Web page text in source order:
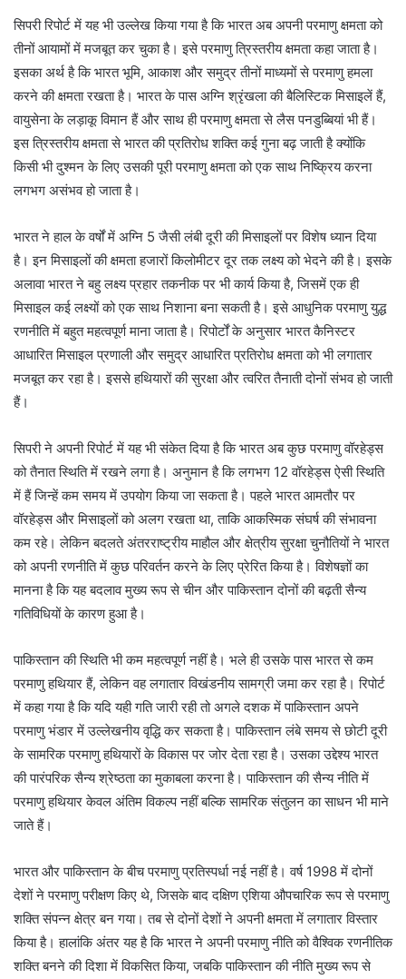
सिपरी रिपोर्ट में यह भी उल्लेख किया गया है कि भारत अब अपनी परमाणु क्षमता को
तीनों आयामों में मजबूत कर चुका है। इसे परमाणु त्रिस्तरीय क्षमता कहा जाता है।
इसका अर्थ है कि भारत भूमि, आकाश और समुद्र तीनों माध्यमों से परमाणु हमला
करने की क्षमता रखता है। भारत के पास अग्नि श्रृंखला की बैलिस्टिक मिसाइलें हैं,
वायुसेना के लड़ाकू विमान हैं और साथ ही परमाणु क्षमता से लैस पनडुब्बियां भी हैं।
इस त्रिस्तरीय क्षमता से भारत की प्रतिरोध शक्ति कई गुना बढ़ जाती है क्योंकि
किसी भी दुश्मन के लिए उसकी पूरी परमाणु क्षमता को एक साथ निष्क्रिय करना
लगभग असंभव हो जाता है।
भारत ने हाल के वर्षों में अग्नि 5 जैसी लंबी दूरी की मिसाइलों पर विशेष ध्यान दिया
है। इन मिसाइलों की क्षमता हजारों किलोमीटर दूर तक लक्ष्य को भेदने की है। इसके
अलावा भारत ने बहु लक्ष्य प्रहार तकनीक पर भी कार्य किया है, जिसमें एक ही
मिसाइल कई लक्ष्यों को एक साथ निशाना बना सकती है। इसे आधुनिक परमाणु युद्ध
रणनीति में बहुत महत्वपूर्ण माना जाता है। रिपोर्टों के अनुसार भारत कैनिस्टर
आधारित मिसाइल प्रणाली और समुद्र आधारित प्रतिरोध क्षमता को भी लगातार
मजबूत कर रहा है। इससे हथियारों की सुरक्षा और त्वरित तैनाती दोनों संभव हो जाती
हैं।
सिपरी ने अपनी रिपोर्ट में यह भी संकेत दिया है कि भारत अब कुछ परमाणु वॉरहेड्स
को तैनात स्थिति में रखने लगा है। अनुमान है कि लगभग 12 वॉरहेड्स ऐसी स्थिति
में हैं जिन्हें कम समय में उपयोग किया जा सकता है। पहले भारत आमतौर पर
वॉरहेड्स और मिसाइलों को अलग रखता था, ताकि आकस्मिक संघर्ष की संभावना
कम रहे। लेकिन बदलते अंतरराष्ट्रीय माहौल और क्षेत्रीय सुरक्षा चुनौतियों ने भारत
को अपनी रणनीति में कुछ परिवर्तन करने के लिए प्रेरित किया है। विशेषज्ञों का
मानना है कि यह बदलाव मुख्य रूप से चीन और पाकिस्तान दोनों की बढ़ती सैन्य
गतिविधियों के कारण हुआ है।
पाकिस्तान की स्थिति भी कम महत्वपूर्ण नहीं है। भले ही उसके पास भारत से कम
परमाणु हथियार हैं, लेकिन वह लगातार विखंडनीय सामग्री जमा कर रहा है। रिपोर्ट
में कहा गया है कि यदि यही गति जारी रही तो अगले दशक में पाकिस्तान अपने
परमाणु भंडार में उल्लेखनीय वृद्धि कर सकता है। पाकिस्तान लंबे समय से छोटी दूरी
के सामरिक परमाणु हथियारों के विकास पर जोर देता रहा है। उसका उद्देश्य भारत
की पारंपरिक सैन्य श्रेष्ठता का मुकाबला करना है। पाकिस्तान की सैन्य नीति में
परमाणु हथियार केवल अंतिम विकल्प नहीं बल्कि सामरिक संतुलन का साधन भी माने
जाते हैं।
भारत और पाकिस्तान के बीच परमाणु प्रतिस्पर्धा नई नहीं है। वर्ष 1998 में दोनों
देशों ने परमाणु परीक्षण किए थे, जिसके बाद दक्षिण एशिया औपचारिक रूप से परमाणु
शक्ति संपन्न क्षेत्र बन गया। तब से दोनों देशों ने अपनी क्षमता में लगातार विस्तार
किया है। हालांकि अंतर यह है कि भारत ने अपनी परमाणु नीति को वैश्विक रणनीतिक
शक्ति बनने की दिशा में विकसित किया, जबकि पाकिस्तान की नीति मुख्य रूप से